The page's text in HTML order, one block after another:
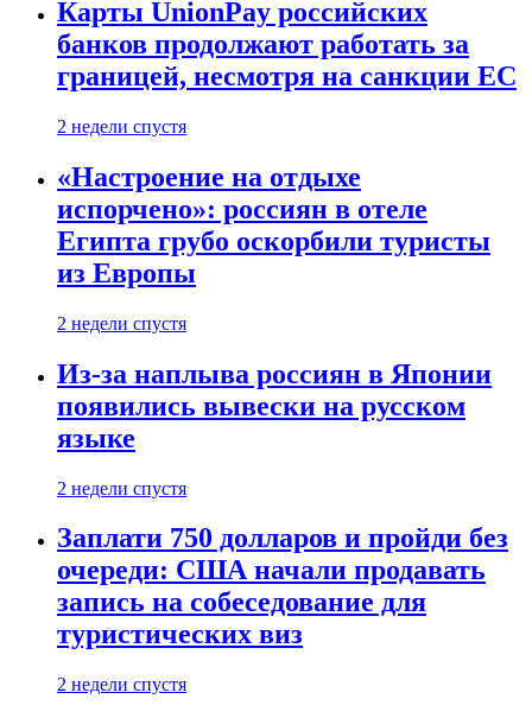
Карты UnionPay российских
банков продолжают работать за
границей, несмотря на санкции ЕС
2 недели спустя
«Настроение на отдыхе
испорчено»: россиян в отеле
Египта грубо оскорбили туристы
из Европы
2 недели спустя
Из-за наплыва россиян в Японии
появились вывески на русском
языке
2 недели спустя
Заплати 750 долларов и пройди без
очереди: США начали продавать
запись на собеседование для
туристических виз
2 недели спустя